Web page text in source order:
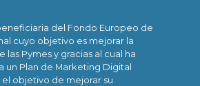
del Fondo Europeo de
cuyo objetivo es mejorar la
Pymes y gracias al cual ha
un Plan de Marketing Digital
objetivo de mejorar su